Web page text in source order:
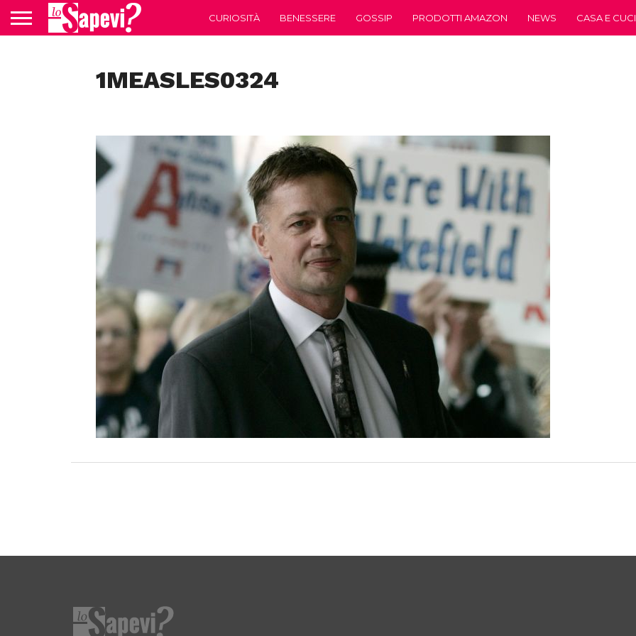
CURIOSITÀ BENESSERE GOSSIP PRODOTTI AMAZON NEWS CASA E
1MEASLES0324